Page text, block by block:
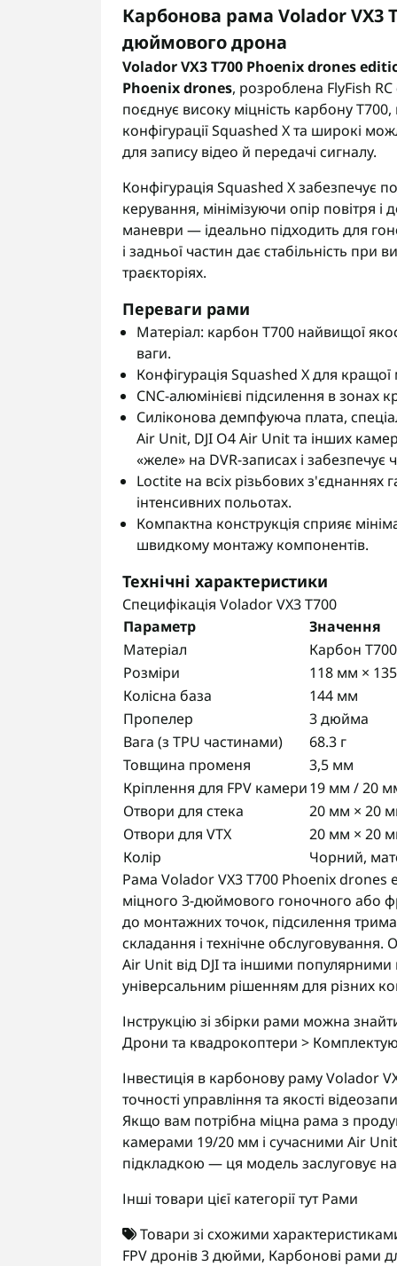
Карбонова рама Volador VX3
дюймового дрона
Volador VX3 T700 Phoenix drones
Phoenix drones, розроблена FlyFish
поєднує високу міцність карбону
конфігурації Squashed X та широкі
для запису відео й передачі сигналу.
Конфігурація Squashed X забезпечує
керування, мінімізуючи опір повітря
маневри — ідеально підходить для
і задньої частин дає стабільність
траєкторіях.
Переваги рами
Матеріал: карбон T700 найвищої
ваги.
Конфігурація Squashed X для кращої
CNC-алюмінієві підсилення в зонах
Силіконова демпфуюча плата,
Air Unit, DJI O4 Air Unit та інших
«желе» на DVR-записах і забезпечує
Loctite на всіх різьбових з'єднаннях
інтенсивних польотах.
Компактна конструкція сприяє
швидкому монтажу компонентів.
Технічні характеристики
Специфікація Volador VX3 T700
Параметр
Значення
Матеріал
Карбон T700
Розміри
118 мм ×
Колісна база
144 мм
Пропелер
3 дюйма
Вага (з TPU частинами)
68.3 г
Товщина променя
3,5 мм
Кріплення для FPV камери19 мм / 20
Отвори для стека
20 мм × 20
Отвори для VTX
20 мм × 20
Колір
Чорний,
Рама Volador VX3 T700 Phoenix drones
міцного 3-дюймового гоночного або
до монтажних точок, підсилення
складання і технічне обслуговування.
Air Unit від DJI та іншими
універсальним рішенням для різних
Інструкцію зі збірки рами можна
Дрони та квадрокоптери >
Інвестиція в карбонову раму Volador
точності управління та якості
Якщо вам потрібна міцна рама з
камерами 19/20 мм і сучасними Air
підкладкою — ця модель заслуговує на
Інші товари цієї категорії тутРами
Товари зі схожими
FPV дронів 3 дюйми, Карбонові рами